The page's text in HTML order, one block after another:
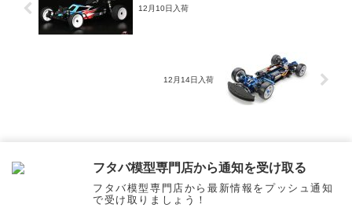
12月10日入荷
12月14日入荷
フタバ模型専門店から通知を受け取る
フタバ模型専門店から最新情報をプッシュ通知
で受け取りましょう！